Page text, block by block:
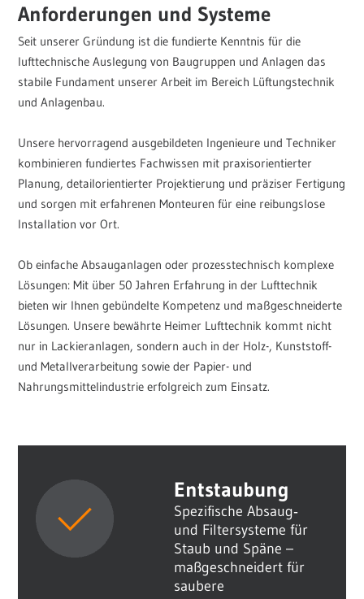
Anforderungen und Systeme
Seit unserer Gründung ist die fundierte Kenntnis für die
lufttechnische Auslegung von Baugruppen und Anlagen das
stabile Fundament unserer Arbeit im Bereich Lüftungstechnik
und Anlagenbau.
Unsere hervorragend ausgebildeten Ingenieure und Techniker
kombinieren fundiertes Fachwissen mit praxisorientierter
Planung, detailorientierter Projektierung und präziser Fertigung
und sorgen mit erfahrenen Monteuren für eine reibungslose
Installation vor Ort.
Ob einfache Absauganlagen oder prozesstechnisch komplexe
Lösungen: Mit über 50 Jahren Erfahrung in der Lufttechnik
bieten wir Ihnen gebündelte Kompetenz und maßgeschneiderte
Lösungen. Unsere bewährte Heimer Lufttechnik kommt nicht
nur in Lackieranlagen, sondern auch in der Holz-, Kunststoff-
und Metallverarbeitung sowie der Papier- und
Nahrungsmittelindustrie erfolgreich zum Einsatz.
Entstaubung
Spezifische Absaug‑
und Filtersysteme für
Staub und Späne –
maßgeschneidert für
saubere